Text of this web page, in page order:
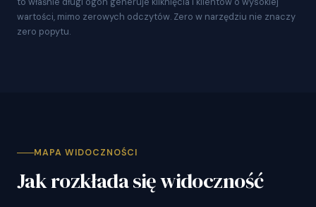
wartości, mimo zerowych odczytów. Zero w narzędziu nie znaczy
zero popytu.
MAPA WIDOCZNOŚCI
Jak rozkłada się widoczność